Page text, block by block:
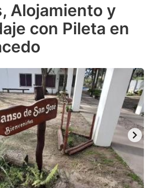
Alojamiento y
con Pileta en